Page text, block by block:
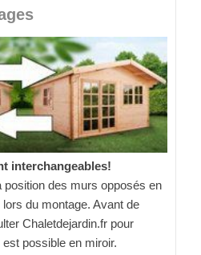
interchangeables!
position des murs opposés en
du montage. Avant de
Chaletdejardin.fr pour
possible en miroir.